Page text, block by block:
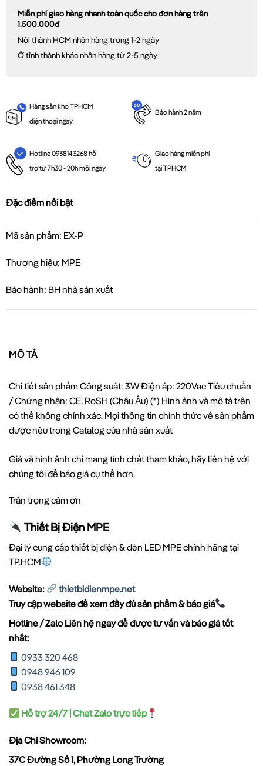
Miễn phí giao hàng nhanh toàn quốc cho đơn hàng trên
1.500.000đ
Nội thành HCM nhận hàng trong 1-2 ngày
Ở tỉnh thành khác nhận hàng từ 2-5 ngày
Hàng sẵn kho TPHCM
điện thoại ngay
Bảo hành 2 năm
Hotline 0938143268 hỗ
trợ từ 7h30 - 20h mỗi ngày
Giao hàng miễn phí
tại TPHCM
Đặc điểm nổi bật
Mã sản phẩm: EX-P
Thương hiệu: MPE
Bảo hành: BH nhà sản xuất
MÔ TẢ
Chi tiết sản phẩm Công suất: 3W Điện áp: 220Vac Tiêu chuẩn
/ Chứng nhận: CE, RoSH (Châu Âu) (*) Hình ảnh và mô tả trên
có thể không chính xác. Mọi thông tin chính thức về sản phẩm
được nêu trong Catalog của nhà sản xuất
Giá và hình ảnh chỉ mang tính chất tham khảo, hãy liên hệ với
chúng tôi để báo giá cụ thể hơn.
Trân trọng cảm ơn
Thiết Bị Điện MPE
Đại lý cung cấp thiết bị điện & đèn LED MPE chính hãng tại
TP.HCM
Website:
thietbidienmpe.net
Truy cập website để xem đầy đủ sản phẩm & báo giá
Hotline / Zalo Liên hệ ngay để được tư vấn và báo giá tốt
nhất:
0933 320 468
0948 946 109
0938 461 348
Hỗ trợ 24/7 | Chat Zalo trực tiếp
Địa Chỉ Showroom:
37C Đường Số 1, Phường Long Trường